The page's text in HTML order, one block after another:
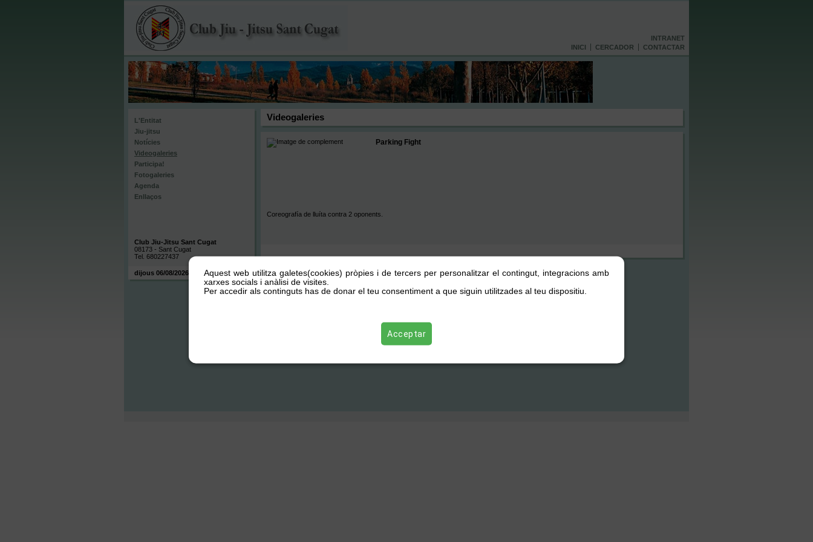
INTRANET
INICI
CERCADOR CONTACTAR
L'Entitat
Jiu-jitsu
Notícies
Videogaleries
Participa!
Fotogaleries
Agenda
Enllaços
Club Jiu-Jitsu Sant Cugat
08173 - Sant Cugat
Tel. 680227437
dijous 06/08/2026
Videogaleries
Parking Fight
Coreografía de lluíta contra 2 oponents.
Aquest web utilitza galetes(cookies) pròpies i de tercers per personalitzar el contingut, integracions amb
xarxes socials i anàlisi de visites.
Per accedir als continguts has de donar el teu consentiment a que siguin utilitzades al teu dispositiu.
Acceptar